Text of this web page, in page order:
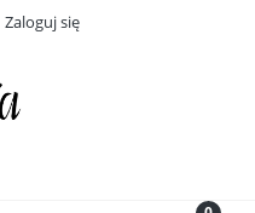
Zaloguj się